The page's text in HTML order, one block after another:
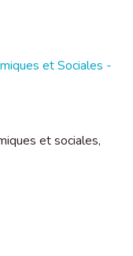
et Sociales -
et sociales,